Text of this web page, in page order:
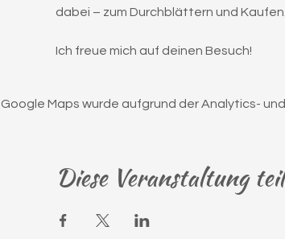
dabei – zum Durchblättern und Kaufen.
Ich freue mich auf deinen Besuch!
Google Maps wurde aufgrund der Analytics-
Diese Veranstaltung